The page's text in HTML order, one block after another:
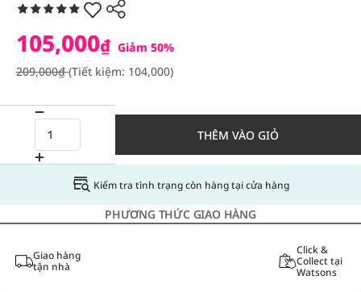
105,000₫ Giảm 50%
209,000₫(Tiết kiệm: 104,000)
THÊM VÀO GIỎ
Kiểm tra tình trạng còn hàng tại cửa hàng
PHƯƠNG THỨC GIAO HÀNG
Giao hàng
tận nhà
Click &
Collect tại
Watsons